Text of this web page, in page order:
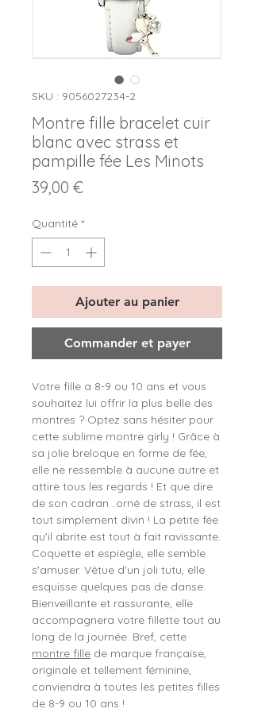
SKU : 9056027234-2
Montre fille bracelet cuir
blanc avec strass et
pampille fée Les Minots
39,00 €Prix
Quantité *
Ajouter au panier
Commander et payer
Votre fille a 8-9 ou 10 ans et vous
souhaitez lui offrir la plus belle des
montres ? Optez sans hésiter pour
cette sublime montre girly ! Grâce à
sa jolie breloque en forme de fée,
elle ne ressemble à aucune autre et
attire tous les regards ! Et que dire
de son cadran…orné de strass, il est
tout simplement divin ! La petite fée
qu'il abrite est tout à fait ravissante.
Coquette et espiègle, elle semble
s'amuser. Vêtue d'un joli tutu, elle
esquisse quelques pas de danse.
Bienveillante et rassurante, elle
accompagnera votre fillette tout au
long de la journée. Bref, cette
montre fille de marque française,
originale et tellement féminine,
conviendra à toutes les petites filles
de 8-9 ou 10 ans !